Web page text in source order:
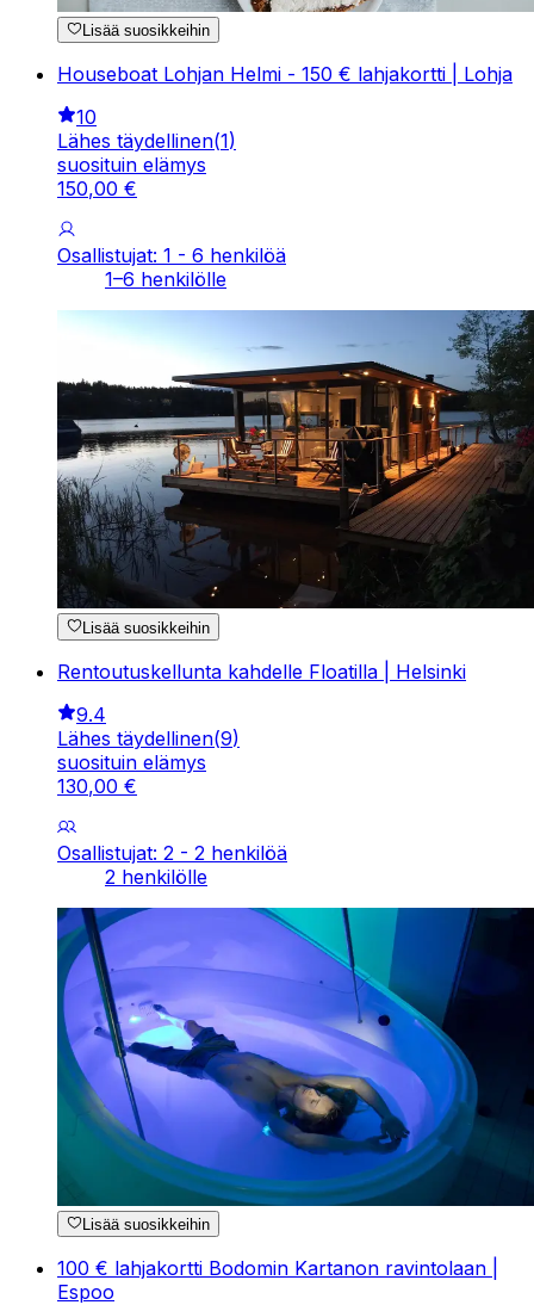
Lisää suosikkeihin
Houseboat Lohjan Helmi - 150 € lahjakortti | Lohja
10
Lähes täydellinen(1)
suosituin elämys
150,00 €
Osallistujat: 1 - 6 henkilöä
1–6 henkilölle
Lisää suosikkeihin
Rentoutuskellunta kahdelle Floatilla | Helsinki
9.4
Lähes täydellinen(9)
suosituin elämys
130,00 €
Osallistujat: 2 - 2 henkilöä
2 henkilölle
Lisää suosikkeihin
100 € lahjakortti Bodomin Kartanon ravintolaan |
Espoo